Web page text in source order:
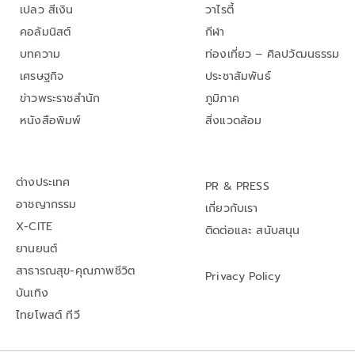
เปลว สีเงิน
คอลัมนิสต์
บทความ
เศรษฐกิจ
ข่าวพระราชสำนัก
หนังสือพิมพ์
วาไรตี้
กีฬา
ท่องเที่ยว – ศิลปวัฒนธรรม
ประชาสัมพันธ์
ภูมิภาค
สิ่งแวดล้อม
ต่างประเทศ
อาชญากรรม
X-CITE
ยานยนต์
สาธารณสุข-คุณภาพชีวิต
บันเทิง
ไทยโพสต์ ทีวี
PR & PRESS
เกี่ยวกับเรา
ติดต่อและ สนับสนุน
Privacy Policy